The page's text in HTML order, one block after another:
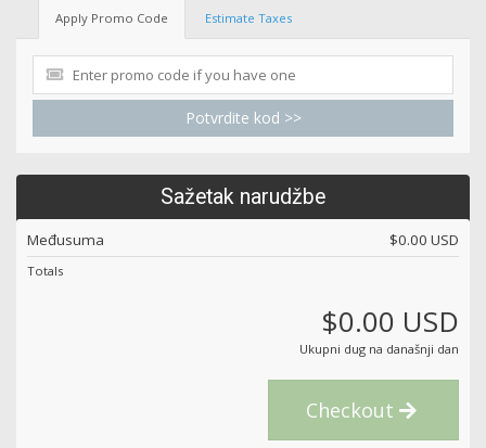
Apply Promo Code Estimate Taxes
Potvrdite kod >>
Sažetak narudžbe
Međusuma $0.00 USD
Totals
$0.00 USD
Ukupni dug na današnji dan
Checkout